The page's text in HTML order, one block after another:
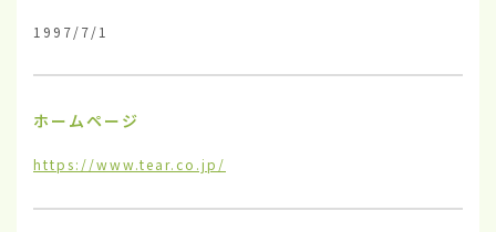
1997/7/1
ホームページ
https://www.tear.co.jp/